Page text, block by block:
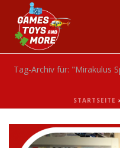
Tag-Archiv für: "Mirakulus
STARTSEITE